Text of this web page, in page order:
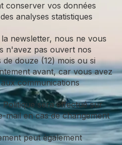
conserver vos données
analyses statistiques
newsletter, nous ne vous
n'avez pas ouvert nos
douze (12) mois ou si
avant, car vous avez
communications
sera effectué sur
mail en cas de changement
peut également